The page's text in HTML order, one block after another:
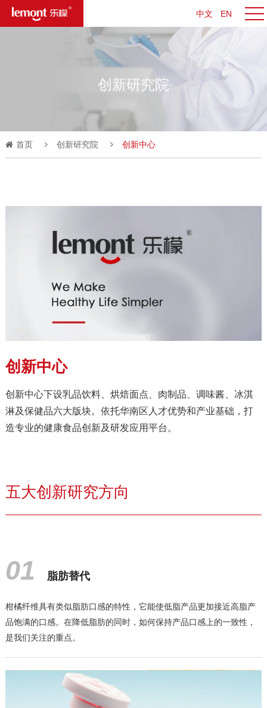
中文 EN
创新研究院
首页 创新研究院 创新中心
创新中心
创新中心下设乳品饮料、烘焙面点、肉制品、调味酱、冰淇
淋及保健品六大版块。依托华南区人才优势和产业基础，打
造专业的健康食品创新及研发应用平台。
五大创新研究方向
01 脂肪替代
柑橘纤维具有类似脂肪口感的特性，它能使低脂产品更加接近高脂产
品饱满的口感。在降低脂肪的同时，如何保持产品口感上的一致性，
是我们关注的重点。